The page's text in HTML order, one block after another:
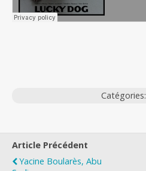
Catégories:
Article Précédent
Yacine Boularès, Abu